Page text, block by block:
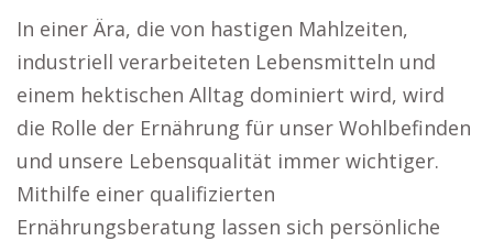
In einer Ära, die von hastigen Mahlzeiten,
industriell verarbeiteten Lebensmitteln und
einem hektischen Alltag dominiert wird, wird
die Rolle der Ernährung für unser Wohlbefinden
und unsere Lebensqualität immer wichtiger.
Mithilfe einer qualifizierten
Ernährungsberatung lassen sich persönliche